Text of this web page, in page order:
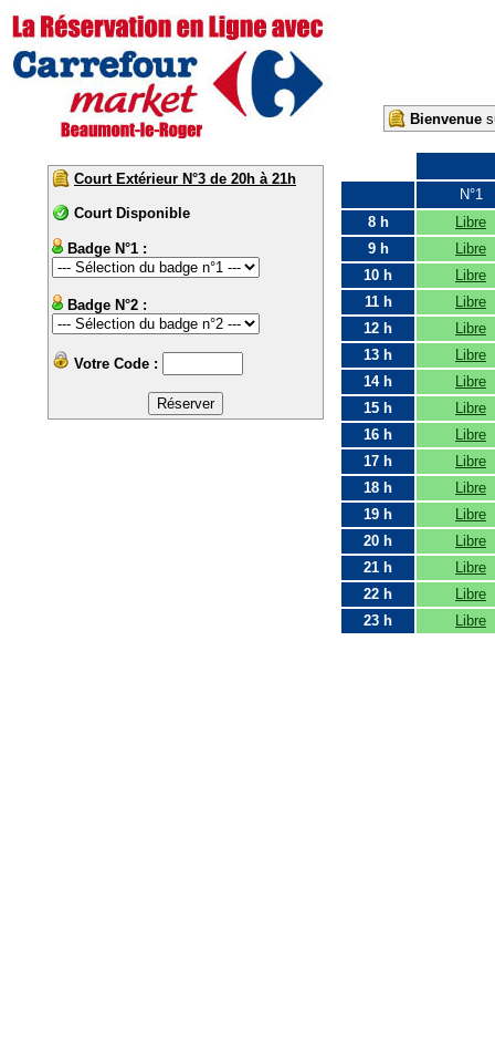
Bienvenue
Court Extérieur N°3 de 20h à 21h
Court Disponible
Badge N°1 :
Badge N°2 :
Votre Code :
N°1
8 h
Libre
9 h
Libre
10 h
Libre
11 h
Libre
12 h
Libre
13 h
Libre
14 h
Libre
15 h
Libre
16 h
Libre
17 h
Libre
18 h
Libre
19 h
Libre
20 h
Libre
21 h
Libre
22 h
Libre
23 h
Libre